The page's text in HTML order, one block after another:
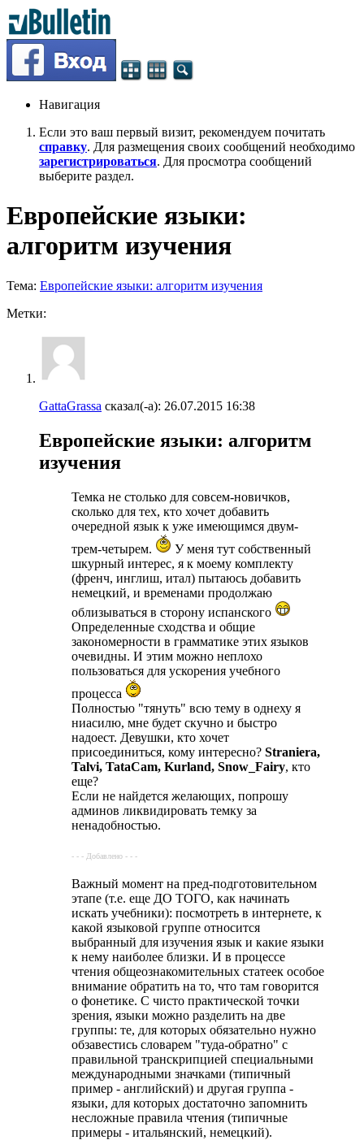
Навигация
Если это ваш первый визит, рекомендуем почитать
справку. Для размещения своих сообщений необходимо
зарегистрироваться. Для просмотра сообщений
выберите раздел.
Европейские языки:
алгоритм изучения
Тема: Европейские языки: алгоритм изучения
Метки:
GattaGrassa сказал(-а): 26.07.2015 16:38
Европейские языки: алгоритм
изучения
Темка не столько для совсем-новичков,
сколько для тех, кто хочет добавить
очередной язык к уже имеющимся двум-
трем-четырем.
У меня тут собственный
шкурный интерес, я к моему комплекту
(френч, инглиш, итал) пытаюсь добавить
немецкий, и временами продолжаю
облизываться в сторону испанского
Определенные сходства и общие
закономерности в грамматике этих языков
очевидны. И этим можно неплохо
пользоваться для ускорения учебного
процесса
Полностью "тянуть" всю тему в однеху я
ниасилю, мне будет скучно и быстро
надоест. Девушки, кто хочет
присоединиться, кому интересно? Straniera,
Talvi, TataCam, Kurland, Snow_Fairy, кто
еще?
Если не найдется желающих, попрошу
админов ликвидировать темку за
ненадобностью.
- - - Добавлено - - -
Важный момент на пред-подготовительном
этапе (т.е. еще ДО ТОГО, как начинать
искать учебники): посмотреть в интернете, к
какой языковой группе относится
выбранный для изучения язык и какие языки
к нему наиболее близки. И в процессе
чтения общеознакомительных статеек особое
внимание обратить на то, что там говорится
о фонетике. С чисто практической точки
зрения, языки можно разделить на две
группы: те, для которых обязательно нужно
обзавестись словарем "туда-обратно" с
правильной транскрипцией специальными
международными значками (типичный
пример - английский) и другая группа -
языки, для которых достаточно запомнить
несложные правила чтения (типичные
примеры - итальянский, немецкий).